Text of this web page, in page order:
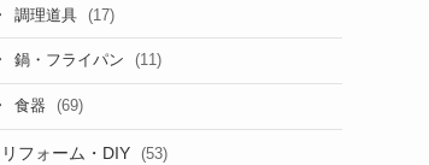
調理道具 (17)
鍋・フライパン (11)
食器 (69)
リフォーム・DIY (53)